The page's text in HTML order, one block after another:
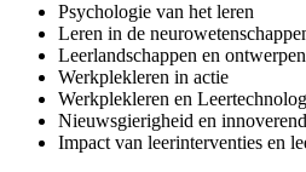
Psychologie van het leren
Leren in de
Leerlandschappen en
Werkplekleren in actie
Werkplekleren en
Nieuwsgierigheid en
Impact van leerinterventies en